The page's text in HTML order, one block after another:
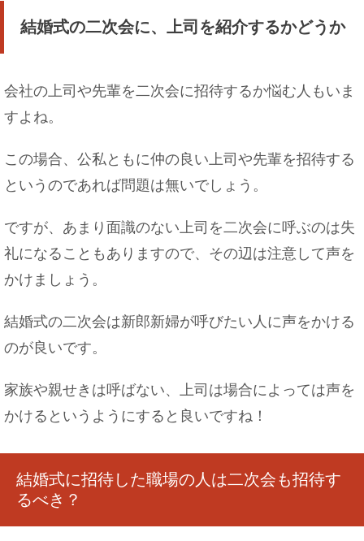
コンビニで領収書をもらう時の宛名について解説
します！
ついた時の対処法
猫の避妊手術や抜糸後の気になる注意点などをご
結婚式の二次会に、上司を紹介するかどうか
会社の上司や先輩を二次会に招待するか悩む人もいま
すよね。
この場合、公私ともに仲の良い上司や先輩を招待する
というのであれば問題は無いでしょう。
ですが、あまり面識のない上司を二次会に呼ぶのは失
礼になることもありますので、その辺は注意して声を
かけましょう。
結婚式の二次会は新郎新婦が呼びたい人に声をかける
のが良いです。
家族や親せきは呼ばない、上司は場合によっては声を
かけるというようにすると良いですね！
結婚式に招待した職場の人は二次会も招待す
るべき？